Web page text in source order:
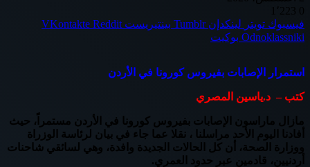
فيسبوك تويتر لينكدإن بينتيريست
Odnoklassniki بوكيت
استمرار الإصابات بفيروس كورونا في الأردن
كتب – د.ياسين المصري
مازال ماراسون الإصابات بفيروس كورونا في الأردن مستمراً، حيث
أفادنا اليوم الأحد مراسلنا ، نقلا عما جاء في بيان لرئاسة الوزراة
ووزارة الصحة، أن كل الحالات الجديدة وافدة، وهي لسائقي شاحنات
أردنيين، قادمين عبر حدود العمري.